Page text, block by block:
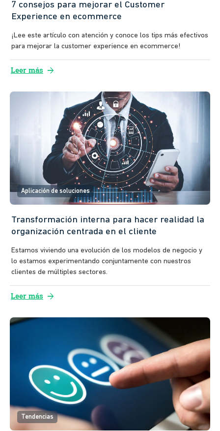
7 consejos para mejorar el Customer
Experience en ecommerce
¡Lee este artículo con atención y conoce los tips más efectivos
para mejorar la customer experience en ecommerce!
Leer más arrow_forward
Aplicación de soluciones
Transformación interna para hacer realidad la
organización centrada en el cliente
Estamos viviendo una evolución de los modelos de negocio y
lo estamos experimentando conjuntamente con nuestros
clientes de múltiples sectores.
Leer más arrow_forward
Tendencias